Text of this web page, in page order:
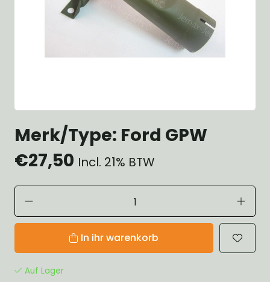
Merk/Type: Ford GPW
€27,50 Incl. 21% BTW
In ihr warenkorb
Auf Lager